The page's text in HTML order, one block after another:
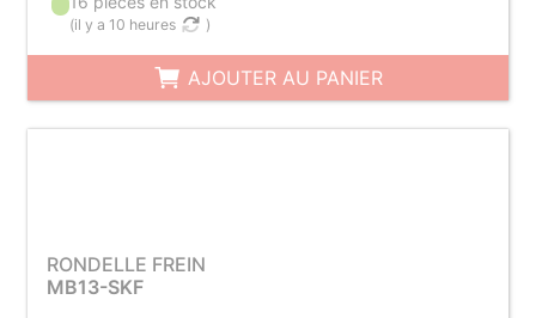
(il y a 10 heures )
AJOUTER AU PANIER
RONDELLE FREIN
MB13-SKF